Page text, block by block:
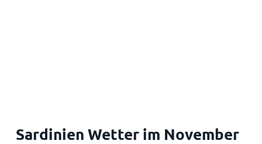
Sardinien Wetter im November